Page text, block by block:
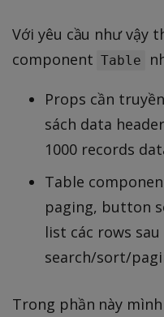
Với yêu cầu như vậy
component Table
Props cần
sách data
1000 records
Table
paging, button
list các rows
search/sort/
Trong phần này